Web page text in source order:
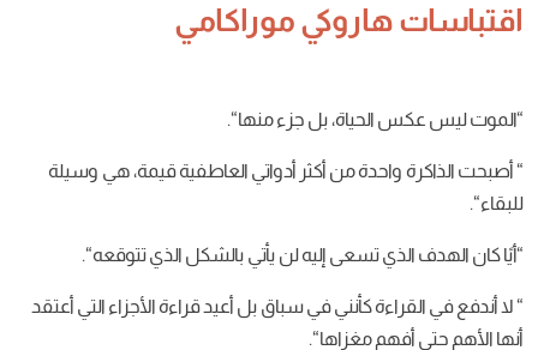
موراكامي
الحياة، بلجزء منها “.
منأكثرأدواتيالعاطفية قيمة، هي وسيلة
تسعىإليهلنيأتي بالشكل الذيتتوقعه“.
كأننيفي سباقبلأعيدقراءةالأجزاء التيأعتقد
مغزاها“.